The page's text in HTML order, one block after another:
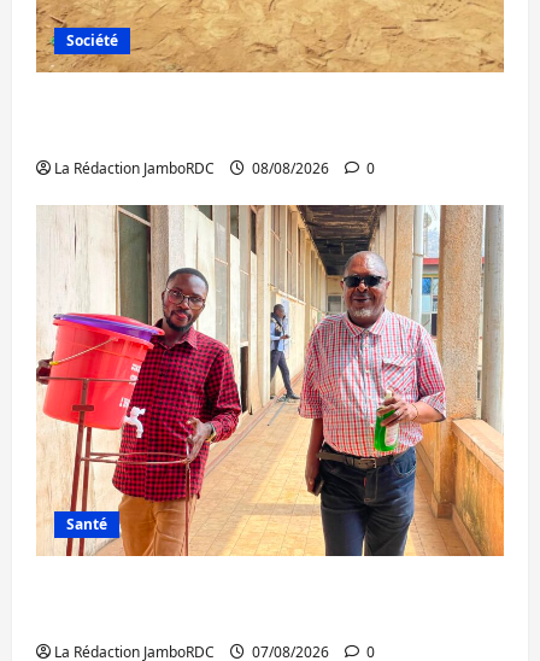
Société
La Rédaction JamboRDC 08/08/2026 0
Santé
La Rédaction JamboRDC 07/08/2026 0